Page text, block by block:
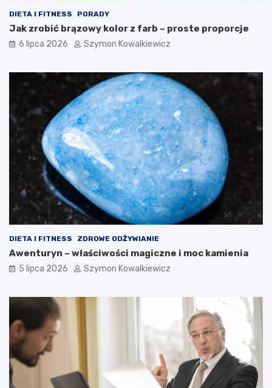
DIETA I FITNESS PORADY
Jak zrobić brązowy kolor z farb – proste proporcje
6 lipca 2026 Szymon Kowalkiewicz
DIETA I FITNESS ZDROWE ODŻYWIANIE
Awenturyn – właściwości magiczne i moc kamienia
5 lipca 2026 Szymon Kowalkiewicz